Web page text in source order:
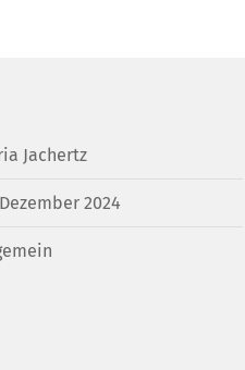
Jachertz
2024